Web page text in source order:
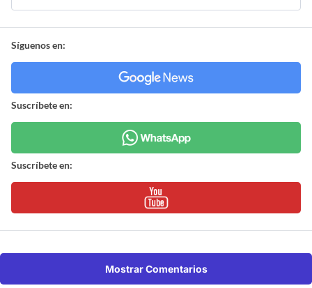
Síguenos en:
Suscríbete en:
Suscríbete en:
Mostrar Comentarios